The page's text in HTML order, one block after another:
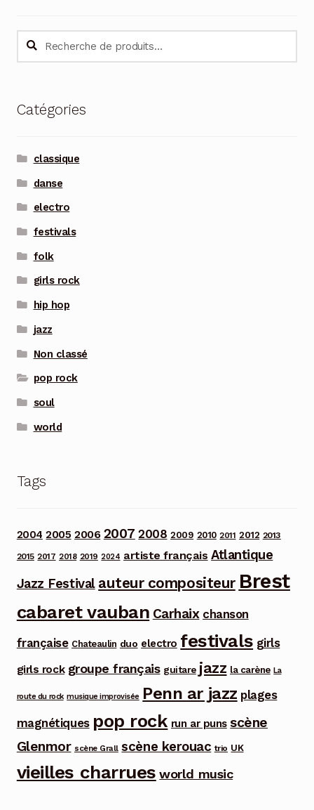
Recherche
pour :
Recherche
Catégories
classique
danse
electro
festivals
folk
girls rock
hip hop
jazz
Non classé
pop rock
soul
world
Tags
2004 2005 2006 2007 2008 2009 2010 2011 2012 2013
2015 2017 2018 2019 2024 artiste français Atlantique
Jazz Festival auteur compositeur Brest
cabaret vauban Carhaix chanson
française Chateaulin duo electro festivals girls
girls rock groupe français guitare jazz la carène La
route du rock musique improvisée Penn ar jazz plages
magnétiques pop rock run ar puns scène
Glenmor scène Grall scène kerouac trio UK
vieilles charrues world music